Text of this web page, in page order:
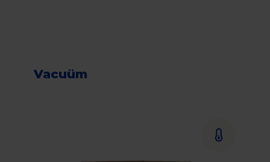
Vacuüm